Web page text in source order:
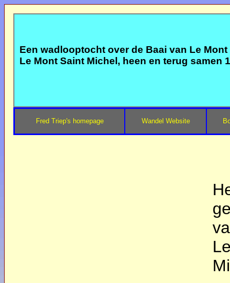
Een wadlooptocht over de Baai van Le
Le Mont Saint Michel, heen en terug samen
Fred Triep's homepage Wandel Website